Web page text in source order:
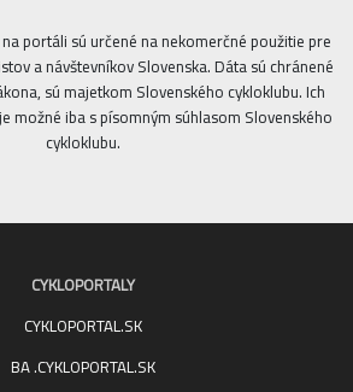
portáli sú určené na nekomerčné použitie pre
a návštevníkov Slovenska. Dáta sú chránené
sú majetkom Slovenského cykloklubu. Ich
možné iba s písomným súhlasom Slovenského
cykloklubu.
CYKLOPORTALY
CYKLOPORTAL.SK
BA .CYKLOPORTAL.SK